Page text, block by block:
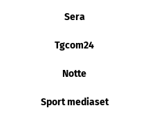
Sera
Tgcom24
Notte
Sport mediaset